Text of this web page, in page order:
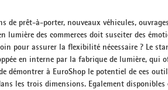
de prêt-à-porter, nouveaux véhicules,
lumière des commerces doit susciter des
pour assurer la flexibilité nécessaire ? Le
en interne par la fabrique de lumière, qui
démontrer à EuroShop le potentiel de ces
les trois dimensions. Egalement